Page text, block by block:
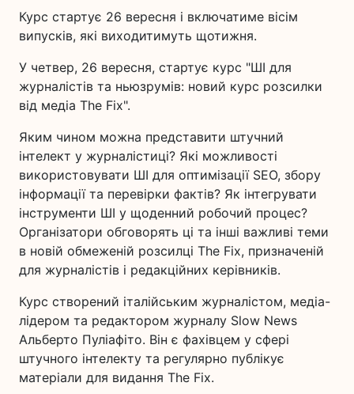
Курс стартує 26 вересня і включатиме вісім
випусків, які виходитимуть щотижня.
У четвер, 26 вересня, стартує курс "ШІ для
журналістів та ньюзрумів: новий курс розсилки
від медіа The Fix".
Яким чином можна представити штучний
інтелект у журналістиці? Які можливості
використовувати ШІ для оптимізації SEO, збору
інформації та перевірки фактів? Як інтегрувати
інструменти ШІ у щоденний робочий процес?
Організатори обговорять ці та інші важливі теми
в новій обмеженій розсилці The Fix, призначеній
для журналістів і редакційних керівників.
Курс створений італійським журналістом, медіа-
лідером та редактором журналу Slow News
Альберто Пуліафіто. Він є фахівцем у сфері
штучного інтелекту та регулярно публікує
матеріали для видання The Fix.